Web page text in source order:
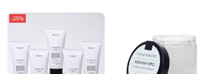
-25%